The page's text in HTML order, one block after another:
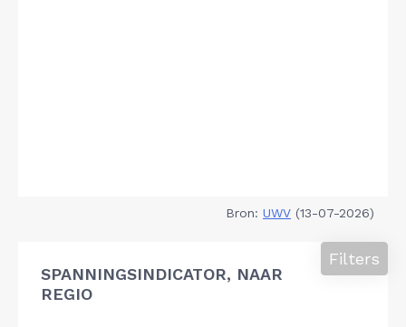
Bron: UWV (13-07-2026)
SPANNINGSINDICATOR, NAAR
REGIO
Filters